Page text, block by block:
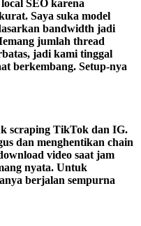
SEO karena
Saya suka model
bandwidth jadi
jumlah thread
jadi kami tinggal
berkembang. Setup-nya
scraping TikTok dan IG.
dan menghentikan chain
video saat jam
nyata. Untuk
berjalan sempurna